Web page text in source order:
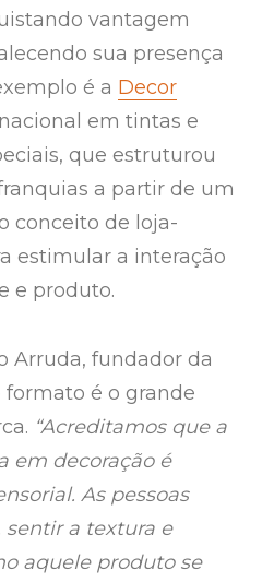
vantagem
sua presença
é a Decor
em tintas e
que estruturou
a partir de um
conceito de loja-
estimular a interação
e produto.
Arruda, fundador da
formato é o grande
“Acreditamos que a
em decoração é
As pessoas
sentir a textura e
aquele produto se